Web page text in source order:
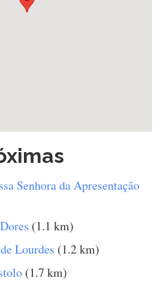
Senhora da Apresentação
(1.1 km)
Lourdes (1.2 km)
(1.7 km)